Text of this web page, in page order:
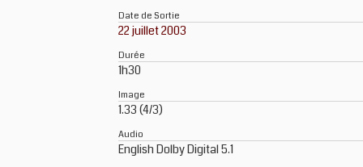
Date de Sortie
22 juillet 2003
Durée
1h30
Image
1.33 (4/3)
Audio
English Dolby Digital 5.1